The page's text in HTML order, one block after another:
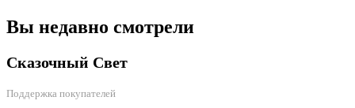
Вы недавно смотрели
Сказочный Свет
Поддержка покупателей